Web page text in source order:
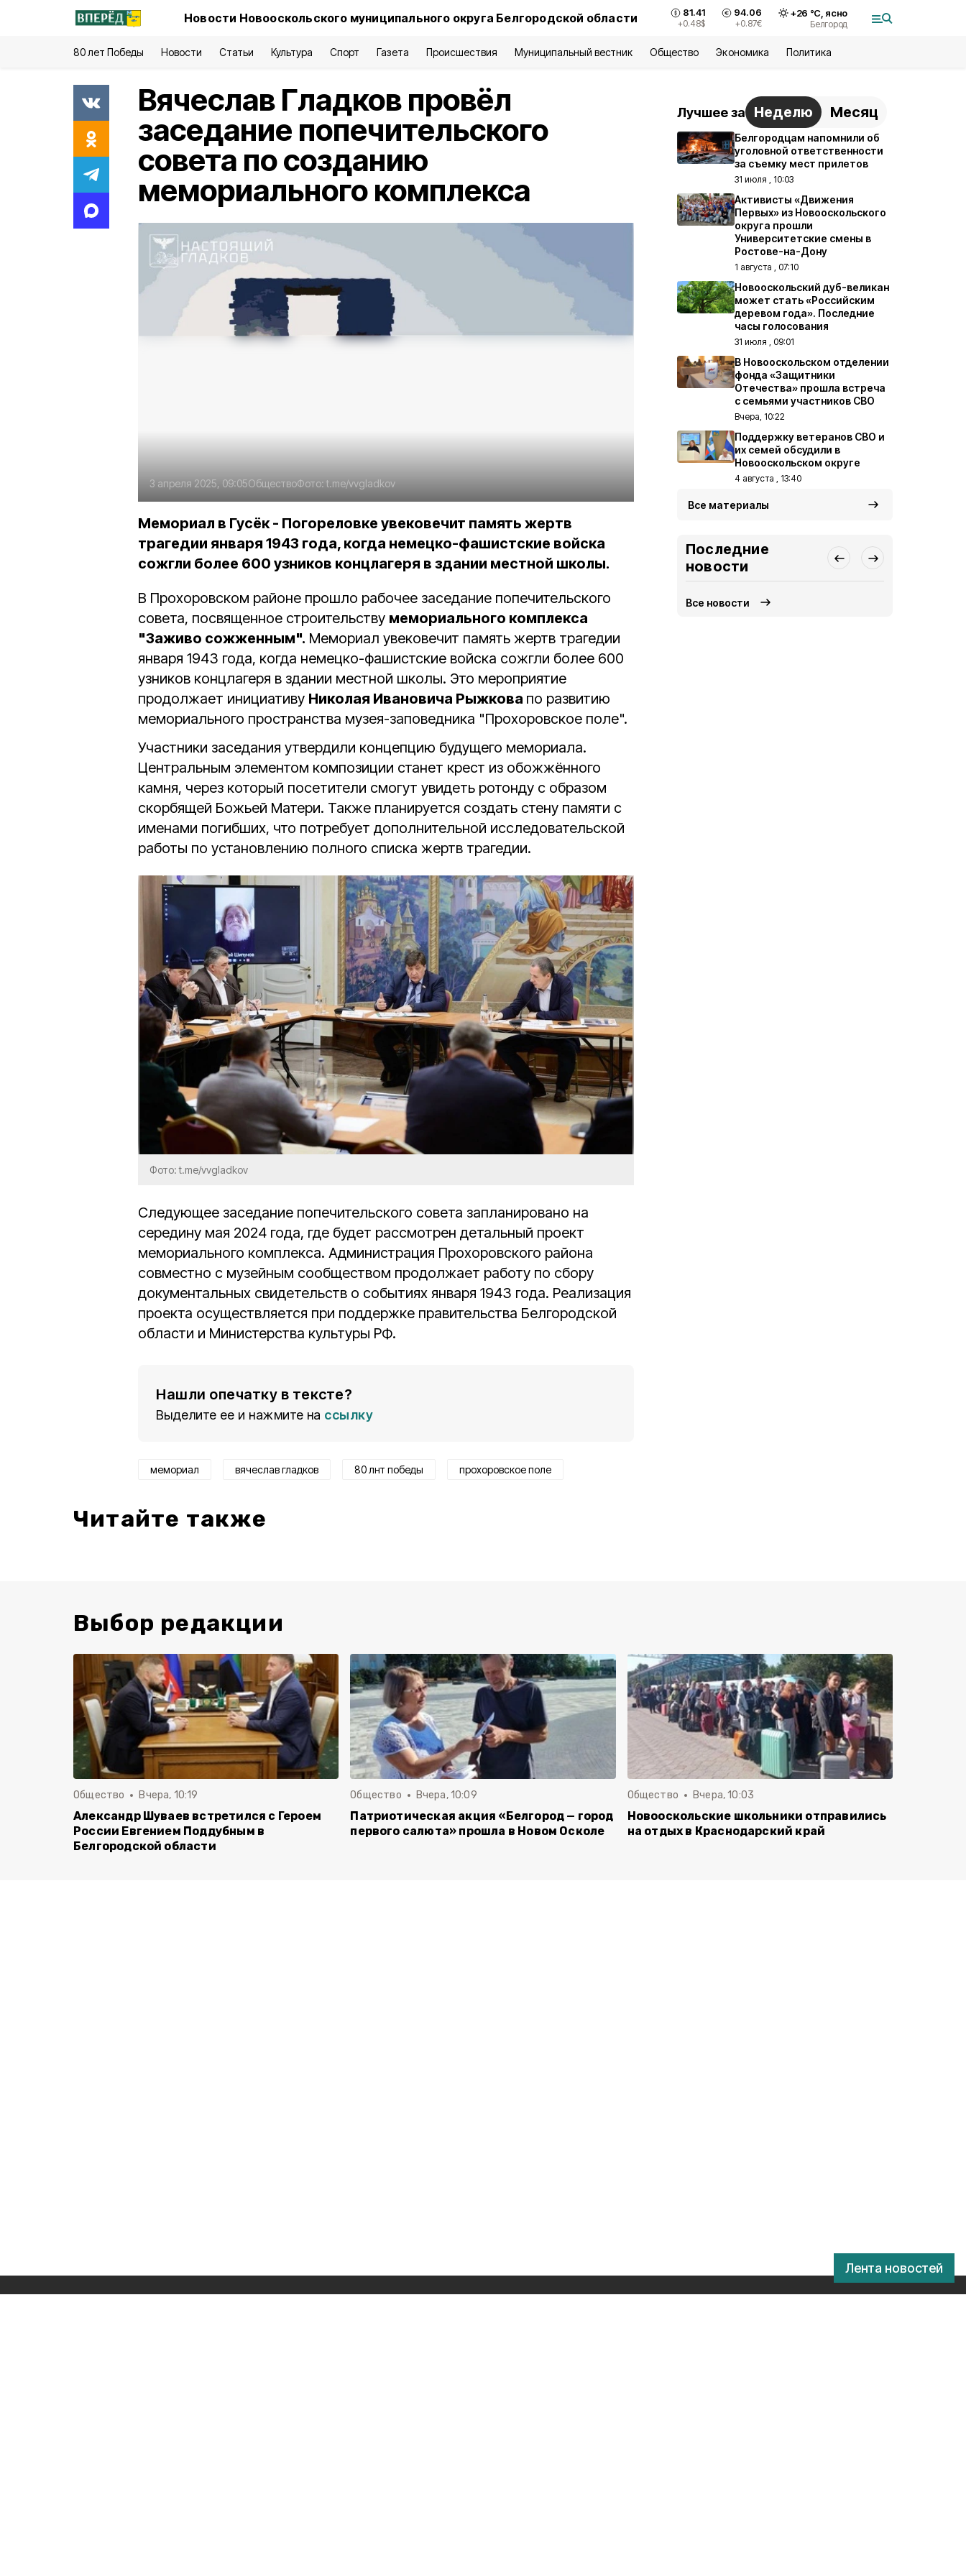
Новости Новооскольского муниципального округа Белгородской области 81.41
+0.48$
94.06
+0.87€
+26 °С, ясно
Белгород
80 лет Победы Новости Статьи Культура Спорт Газета Происшествия Муниципальный вестник Общество Экономика Политика
Лента новостей
Вячеслав Гладков провёл
заседание попечительского
совета по созданию
мемориального комплекса
3 апреля 2025, 09:05ОбществоФото: t.me/vvgladkov
Мемориал в Гусёк - Погореловке увековечит память жертв
трагедии января 1943 года, когда немецко-фашистские войска
сожгли более 600 узников концлагеря в здании местной школы.
В Прохоровском районе прошло рабочее заседание попечительского
совета, посвященное строительству мемориального комплекса
"Заживо сожженным". Мемориал увековечит память жертв трагедии
января 1943 года, когда немецко-фашистские войска сожгли более 600
узников концлагеря в здании местной школы. Это мероприятие
продолжает инициативу Николая Ивановича Рыжкова по развитию
мемориального пространства музея-заповедника "Прохоровское поле".
Участники заседания утвердили концепцию будущего мемориала.
Центральным элементом композиции станет крест из обожжённого
камня, через который посетители смогут увидеть ротонду с образом
скорбящей Божьей Матери. Также планируется создать стену памяти с
именами погибших, что потребует дополнительной исследовательской
работы по установлению полного списка жертв трагедии.
Фото: t.me/vvgladkov
Следующее заседание попечительского совета запланировано на
середину мая 2024 года, где будет рассмотрен детальный проект
мемориального комплекса. Администрация Прохоровского района
совместно с музейным сообществом продолжает работу по сбору
документальных свидетельств о событиях января 1943 года. Реализация
проекта осуществляется при поддержке правительства Белгородской
области и Министерства культуры РФ.
Нашли опечатку в тексте?
Выделите ее и нажмите на ссылку
мемориал вячеслав гладков 80 лнт победы прохоровское поле
Читайте также
Лучшее за Неделю Месяц
Белгородцам напомнили об
уголовной ответственности
за съемку мест прилетов
31 июля , 10:03
Активисты «Движения
Первых» из Новооскольского
округа прошли
Университетские смены в
Ростове-на-Дону
1 августа , 07:10
Новооскольский дуб-великан
может стать «Российским
деревом года». Последние
часы голосования
31 июля , 09:01
В Новооскольском отделении
фонда «Защитники
Отечества» прошла встреча
с семьями участников СВО
Вчера, 10:22
Поддержку ветеранов СВО и
их семей обсудили в
Новооскольском округе
4 августа , 13:40
Все материалы
Последние
новости
Все новости
Выбор редакции
Общество Вчера, 10:19
Александр Шуваев встретился с Героем
России Евгением Поддубным в
Белгородской области
Общество Вчера, 10:09
Патриотическая акция «Белгород — город
первого салюта» прошла в Новом Осколе
Общество Вчера, 10:03
Новооскольские школьники отправились
на отдых в Краснодарский край